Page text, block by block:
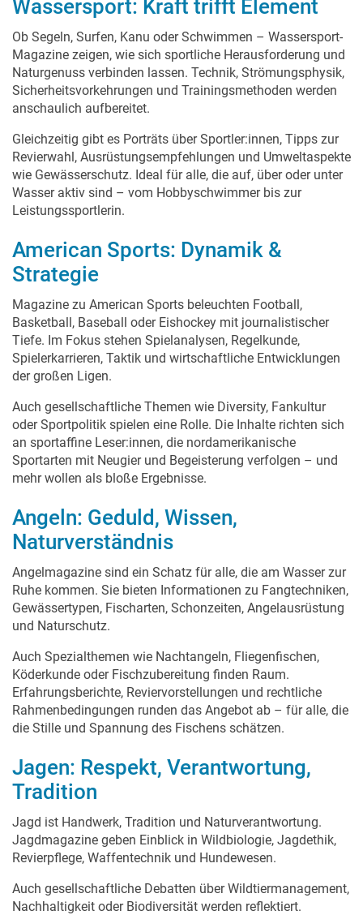
Wassersport: Kraft trifft Element
Ob Segeln, Surfen, Kanu oder Schwimmen – Wassersport-
Magazine zeigen, wie sich sportliche Herausforderung und
Naturgenuss verbinden lassen. Technik, Strömungsphysik,
Sicherheitsvorkehrungen und Trainingsmethoden werden
anschaulich aufbereitet.
Gleichzeitig gibt es Porträts über Sportler:innen, Tipps zur
Revierwahl, Ausrüstungsempfehlungen und Umweltaspekte
wie Gewässerschutz. Ideal für alle, die auf, über oder unter
Wasser aktiv sind – vom Hobbyschwimmer bis zur
Leistungssportlerin.
American Sports: Dynamik &
Strategie
Magazine zu American Sports beleuchten Football,
Basketball, Baseball oder Eishockey mit journalistischer
Tiefe. Im Fokus stehen Spielanalysen, Regelkunde,
Spielerkarrieren, Taktik und wirtschaftliche Entwicklungen
der großen Ligen.
Auch gesellschaftliche Themen wie Diversity, Fankultur
oder Sportpolitik spielen eine Rolle. Die Inhalte richten sich
an sportaffine Leser:innen, die nordamerikanische
Sportarten mit Neugier und Begeisterung verfolgen – und
mehr wollen als bloße Ergebnisse.
Angeln: Geduld, Wissen,
Naturverständnis
Angelmagazine sind ein Schatz für alle, die am Wasser zur
Ruhe kommen. Sie bieten Informationen zu Fangtechniken,
Gewässertypen, Fischarten, Schonzeiten, Angelausrüstung
und Naturschutz.
Auch Spezialthemen wie Nachtangeln, Fliegenfischen,
Köderkunde oder Fischzubereitung finden Raum.
Erfahrungsberichte, Reviervorstellungen und rechtliche
Rahmenbedingungen runden das Angebot ab – für alle, die
die Stille und Spannung des Fischens schätzen.
Jagen: Respekt, Verantwortung,
Tradition
Jagd ist Handwerk, Tradition und Naturverantwortung.
Jagdmagazine geben Einblick in Wildbiologie, Jagdethik,
Revierpflege, Waffentechnik und Hundewesen.
Auch gesellschaftliche Debatten über Wildtiermanagement,
Nachhaltigkeit oder Biodiversität werden reflektiert.